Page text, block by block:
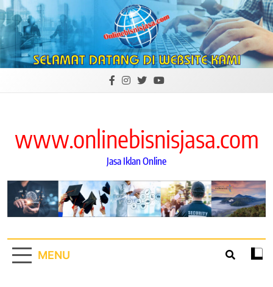
Skip
to
content
www.onlinebisnisjasa.com
Jasa Iklan Online
MENU